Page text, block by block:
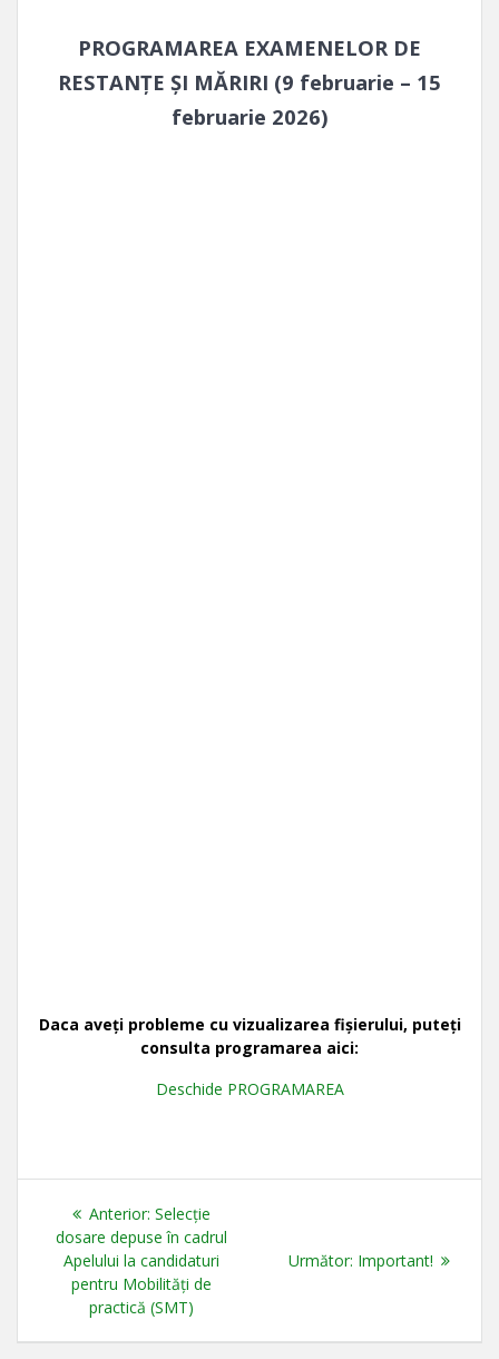
PROGRAMAREA EXAMENELOR DE
RESTANŢE ŞI MĂRIRI (9 februarie – 15
februarie 2026)
Daca aveți probleme cu vizualizarea fișierului, puteți
consulta programarea aici:
Deschide PROGRAMAREA
Navigare
articole
Anterior: Articolul
anterior:
Selecție
dosare depuse în cadrul
Apelului la candidaturi
pentru Mobilități de
practică (SMT)
Următor: Articolul
Important!